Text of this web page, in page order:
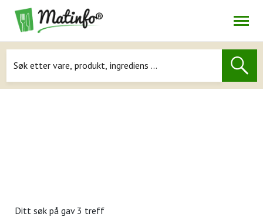
Navigasjon
Ditt søk på gav 3 treff